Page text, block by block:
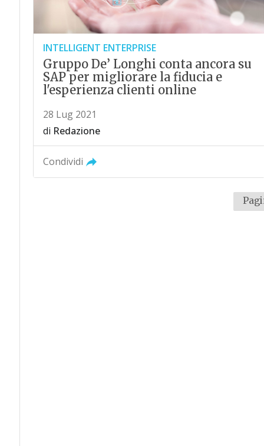
INTELLIGENT ENTERPRISE
Gruppo De’ Longhi conta ancora su
SAP per migliorare la fiducia e
l'esperienza clienti online
28 Lug 2021
di Redazione
Condividi